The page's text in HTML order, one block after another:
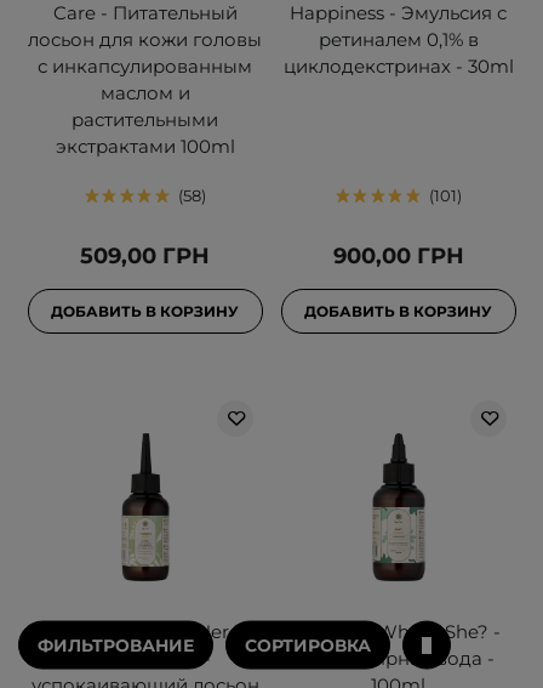
Care - Питательный
лосьон для кожи головы
с инкапсулированным
маслом и
растительными
экстрактами 100ml
58
509,00 ГРН
ДОБАВИТЬ В КОРЗИНУ
Happiness - Эмульсия с
ретиналем 0,1% в
циклодекстринах - 30ml
101
900,00 ГРН
ДОБАВИТЬ В КОРЗИНУ
HairTry - Hydrate Hero -
Увлажняюще-
HairTry - Who Is She? -
Ламеллярная вода -
ФИЛЬТРОВАНИЕ СОРТИРОВКА